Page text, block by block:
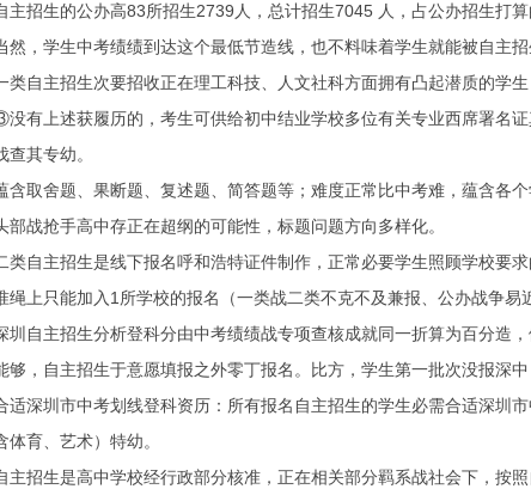
主招生的公办高83所招生2739人，总计招生7045 人，占公办招生打算
学生中考绩绩到达这个最低节造线，也不料味着学生就能被自主招
主招生次要招收正在理工科技、人文社科方面拥有凸起潜质的学生
上述获履历的，考生可供给初中结业学校多位有关专业西席署名证
查其专幼。
舍题、果断题、复述题、简答题等；难度正常比中考难，蕴含各
部战抢手高中存正在超纲的可能性，标题问题方向多样化。
主招生是线下报名呼和浩特证件制作，正常必要学生照顾学校要求
只能加入1所学校的报名（一类战二类不克不及兼报、公办战争易
主招生分析登科分由中考绩绩战专项查核成就同一折算为百分造，
自主招生于意愿填报之外零丁报名。比方，学生第一批次没报深中
圳市中考划线登科资历：所有报名自主招生的学生必需合适深圳
体育、艺术）特幼。
生是高中学校经行政部分核准，正在相关部分羁系战社会下，按